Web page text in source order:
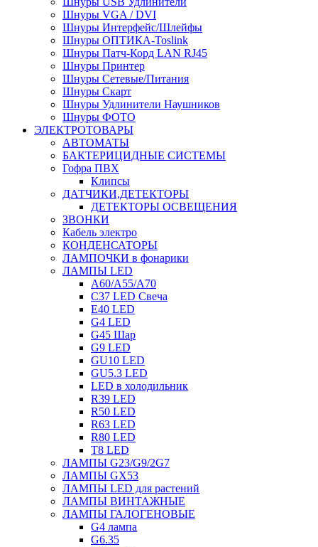
Шнуры VGA / DVI
Шнуры Интерфейс/Шлейфы
Шнуры ОПТИКА-Toslink
Шнуры Патч-Корд LAN RJ45
Шнуры Принтер
Шнуры Сетевые/Питания
Шнуры Скарт
Шнуры Удлинители Наушников
Шнуры ФОТО
ЭЛЕКТРОТОВАРЫ
АВТОМАТЫ
БАКТЕРИЦИДНЫЕ СИСТЕМЫ
Гофра ПВХ
Клипсы
ДАТЧИКИ,ДЕТЕКТОРЫ
ДЕТЕКТОРЫ ОСВЕЩЕНИЯ
ЗВОНКИ
Кабель электро
КОНДЕНСАТОРЫ
ЛАМПОЧКИ в фонарики
ЛАМПЫ LED
A60/A55/A70
C37 LED Свеча
E40 LED
G4 LED
G45 Шар
G9 LED
GU10 LED
GU5.3 LED
LED в холодильник
R39 LED
R50 LED
R63 LED
R80 LED
T8 LED
ЛАМПЫ G23/G9/2G7
ЛАМПЫ GX53
ЛАМПЫ LED для растений
ЛАМПЫ ВИНТАЖНЫЕ
ЛАМПЫ ГАЛОГЕНОВЫЕ
G4 лампа
G6.35